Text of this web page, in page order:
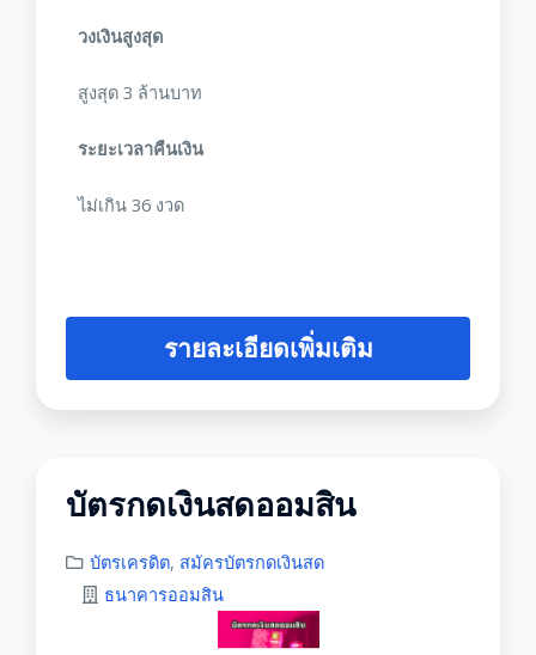
วงเงินสูงสุด
สูงสุด 3 ล้านบาท
ระยะเวลาคืนเงิน
ไม่เกิน 36 งวด
รายละเอียดเพิ่มเติม
บัตรกดเงินสดออมสิน
บัตรเครดิต, สมัครบัตรกดเงินสด
ธนาคารออมสิน